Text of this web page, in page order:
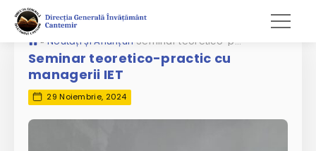
» Noutăți și Anunțuri Seminar teoretico-practic cu managerii IET
Seminar teoretico-practic cu
managerii IET
29 Noiembrie, 2024